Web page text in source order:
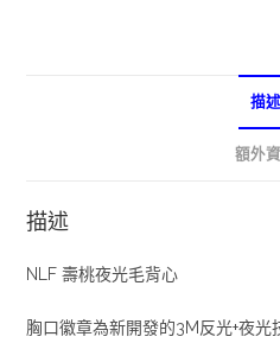
描述
額外
描述
NLF 壽桃夜光毛背心
胸口徽章為新開發的3M反光+夜光